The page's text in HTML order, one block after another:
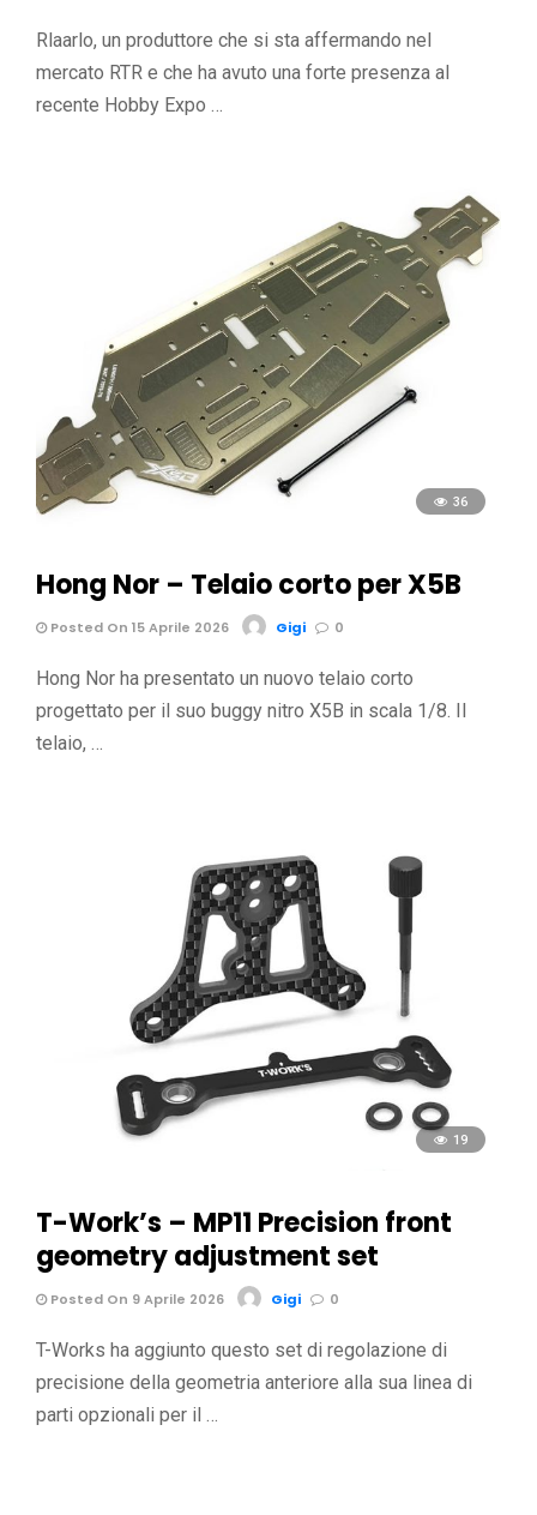
Rlaarlo, un produttore che si sta affermando nel
mercato RTR e che ha avuto una forte presenza al
recente Hobby Expo …
36
Hong Nor – Telaio corto per X5B
Posted On 15 Aprile 2026 Gigi 0
Hong Nor ha presentato un nuovo telaio corto
progettato per il suo buggy nitro X5B in scala 1/8. Il
telaio, …
19
T-Work’s – MP11 Precision front
geometry adjustment set
Posted On 9 Aprile 2026 Gigi 0
T-Works ha aggiunto questo set di regolazione di
precisione della geometria anteriore alla sua linea di
parti opzionali per il …